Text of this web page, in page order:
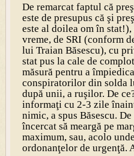
De remarcat faptul că
este de presupus că şi
este al doilea om în
vreme, de SRI (conform
lui Traian Băsescu), cu
stat pus la cale de
măsură pentru a
conspiratorilor din solda
după unii, a ruşilor. De
informaţi cu 2-3 zile
nimic, a spus Băsescu.
încercat să meargă pe
maximum, sau, acolo
ordonanţelor de urgenţă.